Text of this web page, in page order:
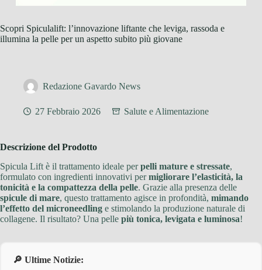
Scopri Spiculalift: l’innovazione liftante che leviga, rassoda e
illumina la pelle per un aspetto subito più giovane
Redazione Gavardo News
27 Febbraio 2026 Salute e Alimentazione
Descrizione del Prodotto
Spicula Lift è il trattamento ideale perpelli mature e stressate,
formulato con ingredienti innovativi permigliorare l’elasticità, la
tonicità e la compattezza della pelle. Grazie alla presenza delle
spicule di mare, questo trattamento agisce in profondità, mimando
l’effetto del microneedling e stimolando la produzione naturale di
collagene. Il risultato? Una pelle più tonica, levigata e luminosa!
🔎 Ultime Notizie: